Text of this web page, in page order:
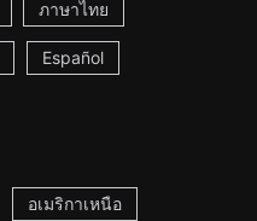
ภาษาไทย
Español
อเมริกาเหนือ